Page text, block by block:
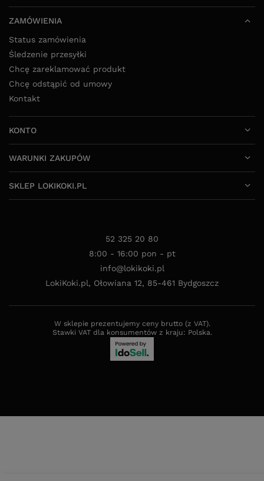
ZAMÓWIENIA
Status zamówienia
Śledzenie przesyłki
Chcę zareklamować produkt
Chcę odstąpić od umowy
Kontakt
KONTO
WARUNKI ZAKUPÓW
SKLEP LOKIKOKI.PL
52 325 20 80
8:00 - 16:00 pon - pt
info@lokikoki.pl
LokiKoki.pl, Ołowiana 12, 85-461 Bydgoszcz
W sklepie prezentujemy ceny brutto (z VAT).
Stawki VAT dla konsumentów z kraju: Polska.